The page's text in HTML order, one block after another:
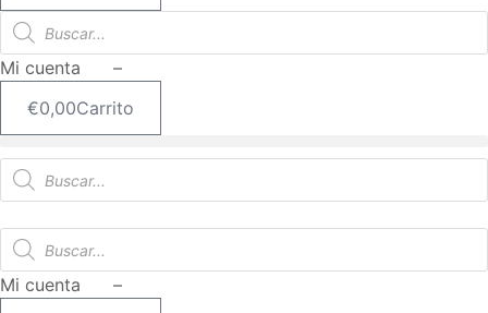
Búsqueda
de
productos
Mi cuenta –
€0,00Carrito
Búsqueda
de
productos
Búsqueda
de
productos
Mi cuenta –